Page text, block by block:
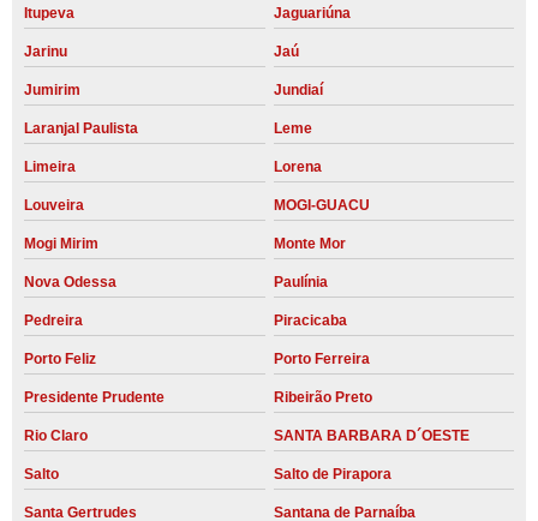
Itupeva Jaguariúna
Jarinu Jaú
Jumirim Jundiaí
Laranjal Paulista Leme
Limeira Lorena
Louveira MOGI-GUACU
Mogi Mirim Monte Mor
Nova Odessa Paulínia
Pedreira Piracicaba
Porto Feliz Porto Ferreira
Presidente Prudente Ribeirão Preto
Rio Claro SANTA BARBARA D´OESTE
Salto Salto de Pirapora
Santa Gertrudes Santana de Parnaíba